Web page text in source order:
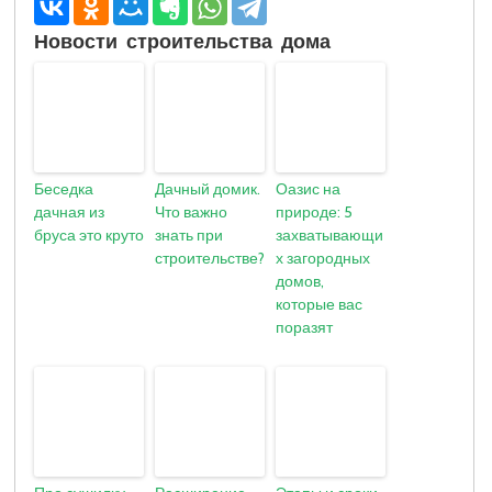
Новости строительства дома
Беседка
дачная из
бруса это круто
Дачный домик.
Что важно
знать при
строительстве?
Оазис на
природе: 5
захватывающи
х загородных
домов,
которые вас
поразят